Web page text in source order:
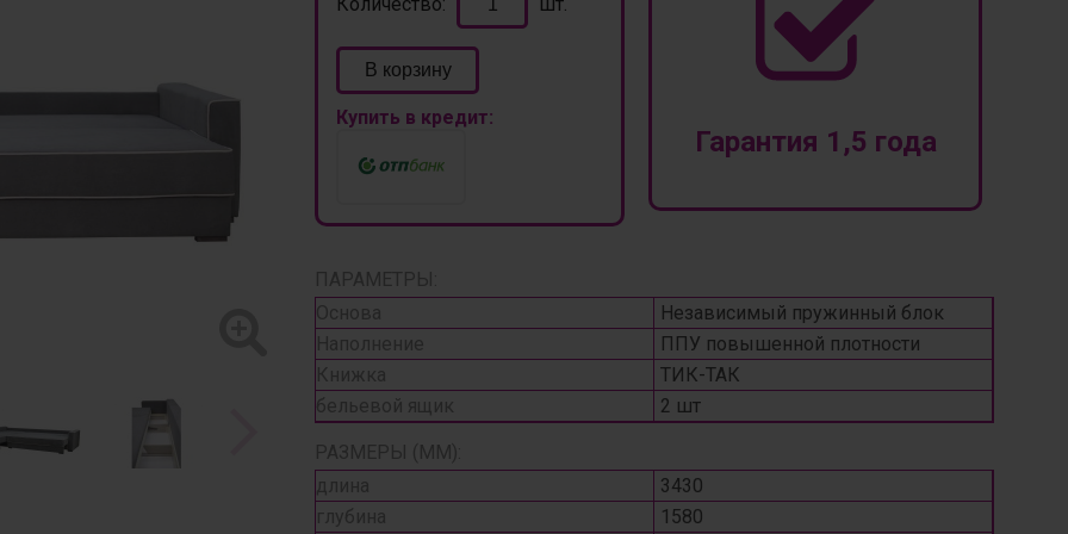
В корзину
Купить в кредит:
Гарантия 1,5 года
ПАРАМЕТРЫ:
Основа
Независимый пружинный блок
Наполнение
ППУ повышенной плотности
Книжка
ТИК-ТАК
бельевой ящик
2 шт
РАЗМЕРЫ (ММ):
длина
3430
глубина
1580